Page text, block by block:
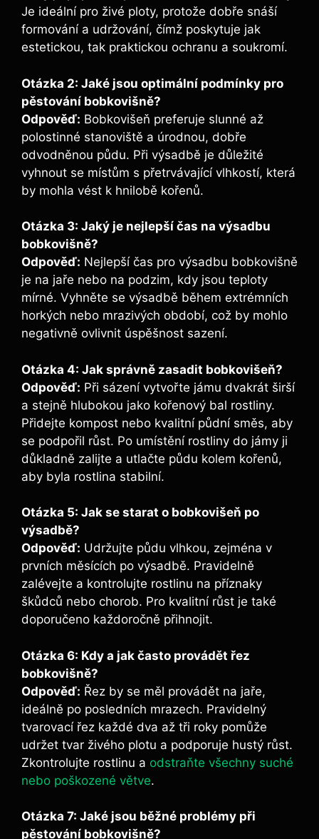
Je ideální pro živé ploty, protože dobře snáší
formování a udržování, čímž poskytuje jak
estetickou, tak praktickou ochranu a soukromí.
Otázka 2: Jaké jsou optimální podmínky pro
pěstování bobkovišně?
Odpověď: Bobkovišeň preferuje slunné až
polostinné stanoviště a úrodnou, dobře
odvodněnou půdu. Při výsadbě je důležité
vyhnout se místům s přetrvávající vlhkostí, která
by mohla vést k hnilobě kořenů.
Otázka 3: Jaký je nejlepší čas na výsadbu
bobkovišně?
Odpověď: Nejlepší čas pro výsadbu bobkovišně
je na jaře nebo na podzim, kdy jsou teploty
mírné. Vyhněte se výsadbě během extrémních
horkých nebo mrazivých období, což by mohlo
negativně ovlivnit úspěšnost sazení.
Otázka 4: Jak správně zasadit bobkovišeň?
Odpověď: Při sázení vytvořte jámu dvakrát širší
a stejně hlubokou jako kořenový bal rostliny.
Přidejte kompost nebo kvalitní půdní směs, aby
se podpořil růst. Po umístění rostliny do jámy ji
důkladně zalijte a utlačte půdu kolem kořenů,
aby byla rostlina stabilní.
Otázka 5: Jak se starat o bobkovišeň po
výsadbě?
Odpověď: Udržujte půdu vlhkou, zejména v
prvních měsících po výsadbě. Pravidelně
zalévejte a kontrolujte rostlinu na příznaky
škůdců nebo chorob. Pro kvalitní růst je také
doporučeno každoročně přihnojit.
Otázka 6: Kdy a jak často provádět řez
bobkovišně?
Odpověď: Řez by se měl provádět na jaře,
ideálně po posledních mrazech. Pravidelný
tvarovací řez každé dva až tři roky pomůže
udržet tvar živého plotu a podporuje hustý růst.
Zkontrolujte rostlinu a odstraňte všechny suché
nebo poškozené větve.
Otázka 7: Jaké jsou běžné problémy při
pěstování bobkovišně?